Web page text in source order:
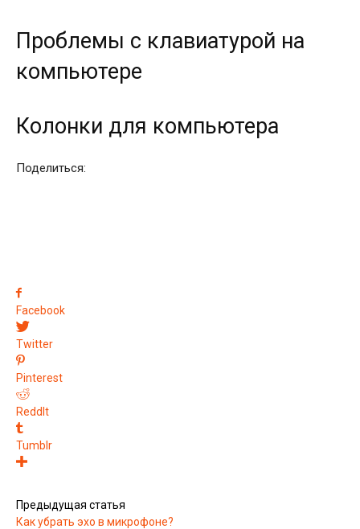
Проблемы с клавиатурой на
компьютере
Колонки для компьютера
Поделиться:
Facebook
Twitter
Pinterest
ReddIt
Tumblr
Предыдущая статья
Как убрать эхо в микрофоне?